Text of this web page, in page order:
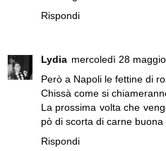
Rispondi
Lydia mercoledì 28
Però a Napoli le fettine di
Chissà come si
La prossima volta che
pò di scorta di carne buona
Rispondi